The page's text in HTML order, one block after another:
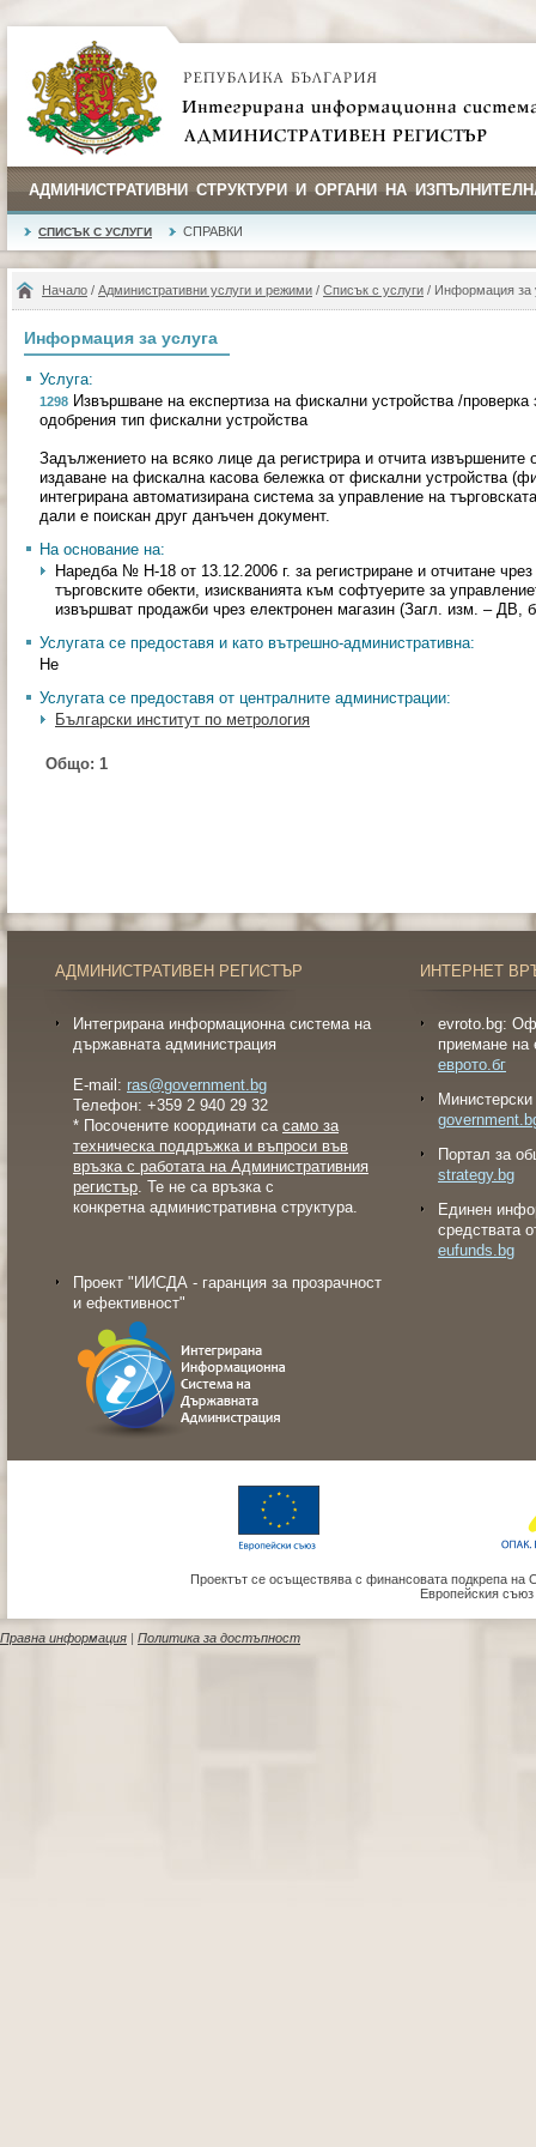
АДМИНИСТРАТИВНИ СТРУКТУРИ И ОРГАНИ НА
СПИСЪК С УСЛУГИ СПРАВКИ
Начало / Административни услуги и режими / Списък с услуги / Информация за
Информация за услуга
Услуга:
1298 Извършване на експертиза на фискални устройства /проверка
одобрения тип фискални устройства
Задължението на всяко лице да регистрира и отчита извършените
издаване на фискална касова бележка от фискални устройства
интегрирана автоматизирана система за управление на
дали е поискан друг данъчен документ.
На основание на:
Наредба № Н-18 от 13.12.2006 г. за регистриране и отчитане
търговските обекти, изискванията към софтуерите за
извършват продажби чрез електронен магазин (Загл. изм. – ДВ,
Услугата се предоставя и като вътрешно-административна:
Не
Услугата се предоставя от централните администрации:
Български институт по метрология
Общо: 1
АДМИНИСТРАТИВЕН РЕГИСТЪР
Интегрирана информационна система на
държавната администрация
E-mail: ras@government.bg
Телефон: +359 2 940 29 32
* Посочените координати са само за
техническа поддръжка и въпроси във
връзка с работата на Административния
регистър. Те не са връзка с
конкретна административна структура.
Проект "ИИСДА - гаранция за прозрачност
и ефективност"
ИНТЕРНЕТ
evroto.bg:
приемане на
еврото.бг
Портал за
strategy.bg
Eдинен
средствата
eufunds.bg
Проектът се осъществява с финансовата подкрепа на
Европейския
Правна информация | Политика за достъпност